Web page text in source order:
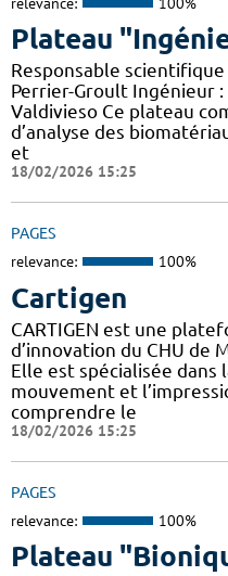
Plateau
Responsable
Perrier-Groult Ingénieur
Valdivieso Ce plateau
d’analyse des
et
18/02/2026 15:25
PAGES
relevance: 100%
Cartigen
CARTIGEN est une
d’innovation du CHU de
Elle est spécialisée dans
mouvement et
comprendre le
18/02/2026 15:25
PAGES
relevance: 100%
Plateau